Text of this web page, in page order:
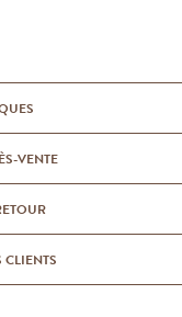
VENTE
CLIENTS